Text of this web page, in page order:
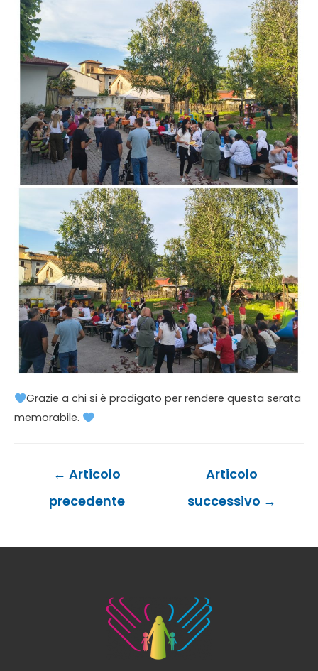
Grazie a chi si è prodigato per rendere questa serata
memorabile. ​
Navigazione
← Articolo
precedente
Articolo
successivo →